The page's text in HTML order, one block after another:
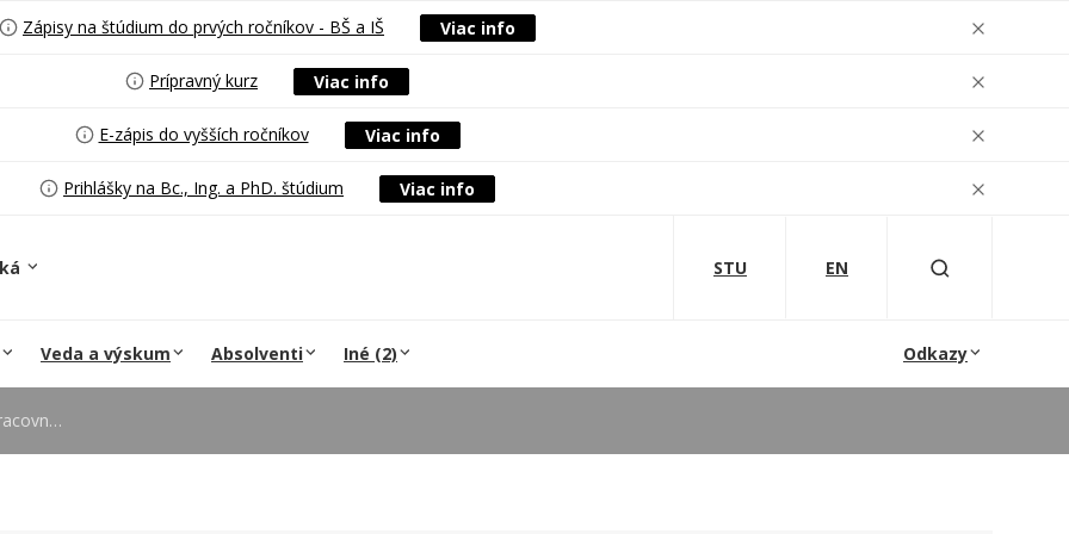
Zápisy na štúdium do prvých ročníkov - BŠ a IŠ Viac info
Prípravný kurz Viac info
E-zápis do vyšších ročníkov Viac info
Prihlášky na Bc., Ing. a PhD. štúdium Viac info
STU EN
Veda a výskum Absolventi Iné (2) Odkazy
učiteľov